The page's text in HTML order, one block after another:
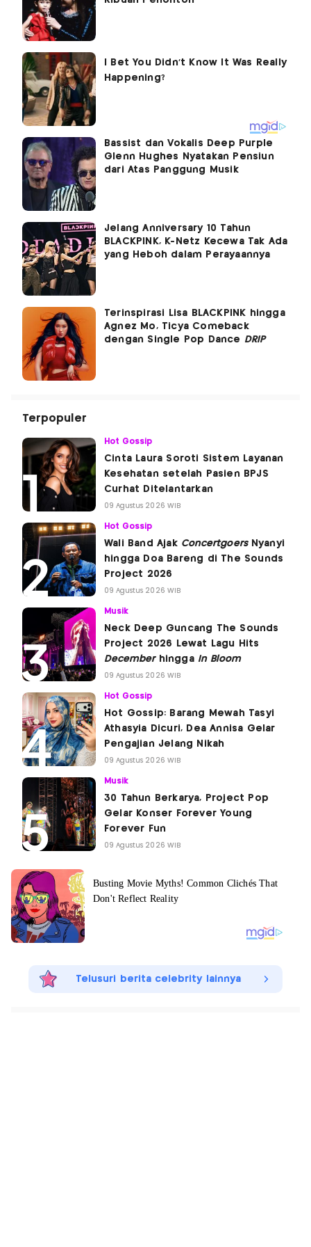
Bassist dan Vokalis Deep Purple
Glenn Hughes Nyatakan Pensiun
dari Atas Panggung Musik
Jelang Anniversary 10 Tahun
BLACKPINK, K-Netz Kecewa Tak Ada
yang Heboh dalam Perayaannya
Terinspirasi Lisa BLACKPINK hingga
Agnez Mo, Ticya Comeback
dengan Single Pop Dance DRIP
Terpopuler
Hot Gossip
Cinta Laura Soroti Sistem Layanan
Kesehatan setelah Pasien BPJS
Curhat Ditelantarkan
09 Agustus 2026 WIB
Hot Gossip
Wali Band Ajak ConcertgoersNyanyi
hingga Doa Bareng di The Sounds
Project 2026
09 Agustus 2026 WIB
Musik
Neck Deep Guncang The Sounds
Project 2026 Lewat Lagu Hits
Decemberhingga In Bloom
09 Agustus 2026 WIB
Hot Gossip
Hot Gossip: Barang Mewah Tasyi
Athasyia Dicuri, Dea Annisa Gelar
Pengajian Jelang Nikah
09 Agustus 2026 WIB
Musik
30 Tahun Berkarya, Project Pop
Gelar Konser Forever Young
Forever Fun
09 Agustus 2026 WIB
Telusuri berita celebrity lainnya